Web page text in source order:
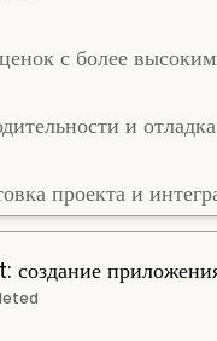
с более
и
проекта и